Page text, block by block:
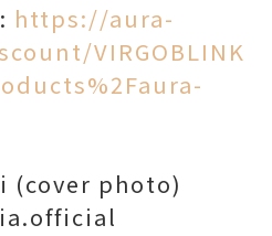
https://aura-
VIRGOBLINK
(cover photo)